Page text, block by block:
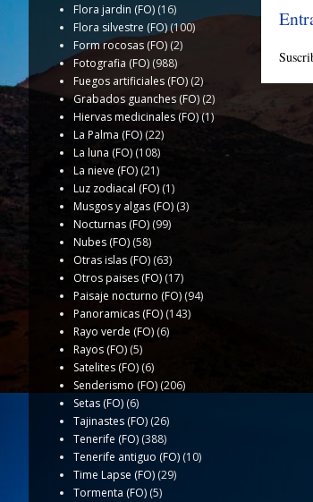
Flora jardin (FO) (16)
Flora silvestre (FO)(100)
Form rocosas (FO) (2)
Fotografia (FO) (988)
Fuegos artificiales (FO) (2)
Grabados guanches (FO) (2)
Hiervas medicinales (FO)(1)
La Palma (FO) (22)
La luna (FO) (108)
La nieve (FO) (21)
Luz zodiacal (FO) (1)
Musgos y algas (FO) (3)
Nocturnas (FO) (99)
Nubes (FO) (58)
Otras islas (FO) (63)
Otros paises (FO) (17)
Paisaje nocturno (FO) (94)
Panoramicas (FO) (143)
Rayo verde (FO) (6)
Rayos (FO) (5)
Satelites (FO) (6)
Senderismo (FO) (206)
Setas (FO) (6)
Tajinastes (FO) (26)
Tenerife (FO) (388)
Tenerife antiguo (FO) (10)
Time Lapse (FO) (29)
Tormenta (FO) (5)